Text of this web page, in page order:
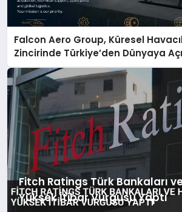
Falcon Aero Group, Küresel
Zincirinde Türkiye’den Dünyaya
Fitch Ratings Türk Bankaları
Yüksek İtibar Vurgusu Yaptı